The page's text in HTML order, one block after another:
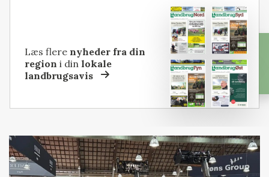
Læs flere nyheder fra din
region i dinlokale
landbrugsavis